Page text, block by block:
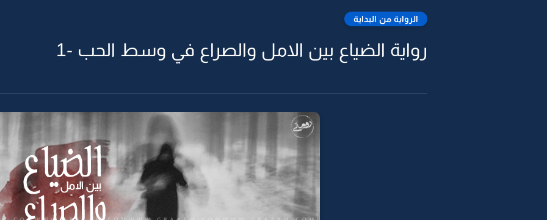
الرواية من البداية
رواية الضياع بين الامل والصراع في وسط الحب -1